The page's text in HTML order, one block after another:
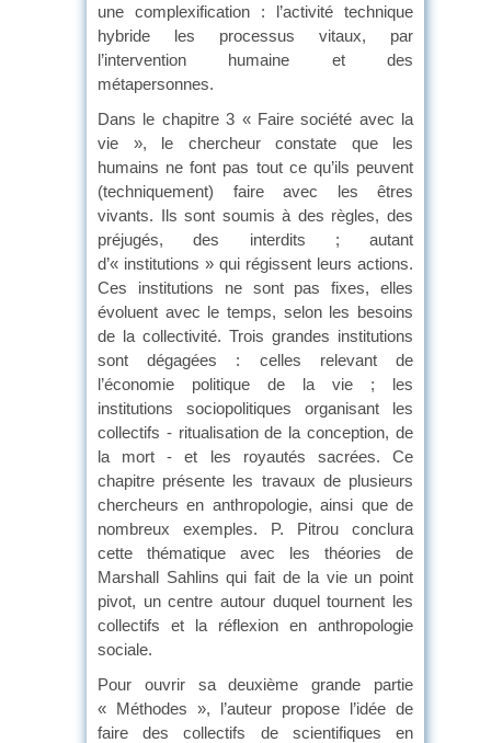
une complexification : l’activité technique
hybride les processus vitaux, par
l’intervention humaine et des
métapersonnes.
Dans le chapitre 3 « Faire société avec la
vie », le chercheur constate que les
humains ne font pas tout ce qu’ils peuvent
(techniquement) faire avec les êtres
vivants. Ils sont soumis à des règles, des
préjugés, des interdits ; autant
d’« institutions » qui régissent leurs actions.
Ces institutions ne sont pas fixes, elles
évoluent avec le temps, selon les besoins
de la collectivité. Trois grandes institutions
sont dégagées : celles relevant de
l’économie politique de la vie ; les
institutions sociopolitiques organisant les
collectifs - ritualisation de la conception, de
la mort - et les royautés sacrées. Ce
chapitre présente les travaux de plusieurs
chercheurs en anthropologie, ainsi que de
nombreux exemples. P. Pitrou conclura
cette thématique avec les théories de
Marshall Sahlins qui fait de la vie un point
pivot, un centre autour duquel tournent les
collectifs et la réflexion en anthropologie
sociale.
Pour ouvrir sa deuxième grande partie
« Méthodes », l’auteur propose l’idée de
faire des collectifs de scientifiques en